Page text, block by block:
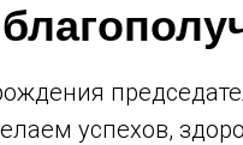
успехов,